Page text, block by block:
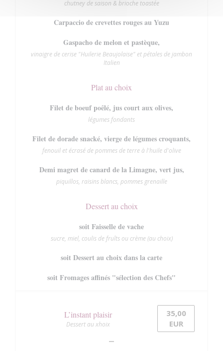
chutney de saison & brioche toastée
Carpaccio de crevettes rouges au Yuzu
Gaspacho de melon et pastèque,
vinaigre de cerise "Huilerie Beaujolaise" et pétales de jambon
Italien
Plat au choix
Filet de boeuf poêlé, jus court aux olives,
légumes fondants
Filet de dorade snacké, vierge de légumes croquants,
fenouil et écrasé de pommes de terre à l'huile d'olive
Demi magret de canard de la Limagne, vert jus,
piquillos, raisins blancs, pommes grenaille
Dessert au choix
soit Faisselle de vache
sucre, miel, coulis de fruîts ou crème (au choix)
soit Dessert au choix dans la carte
soit Fromages affinés "sélection des Chefs"
L’instant plaisir
Dessert au xhoix
35,00
EUR